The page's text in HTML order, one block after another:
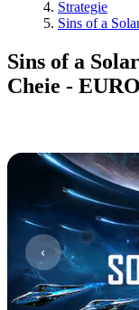
Strategie
Sins of a
Sins of a
Cheie -